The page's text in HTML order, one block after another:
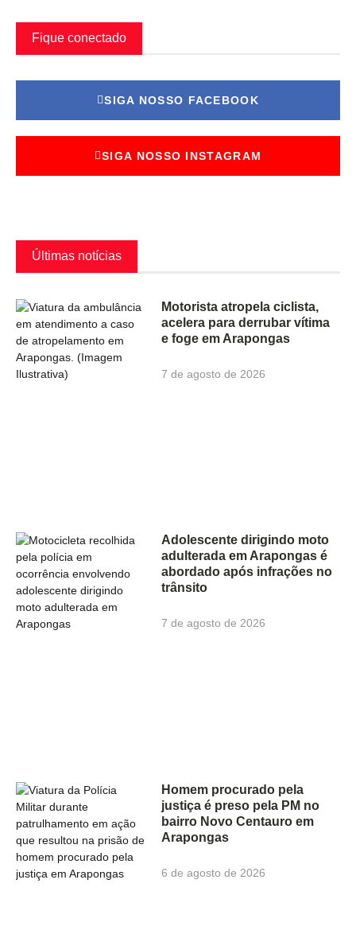
Fique conectado
SIGA NOSSO FACEBOOK
SIGA NOSSO INSTAGRAM
Últimas notícias
Motorista atropela ciclista,
acelera para derrubar vítima
e foge em Arapongas
7 de agosto de 2026
Adolescente dirigindo moto
adulterada em Arapongas é
abordado após infrações no
trânsito
7 de agosto de 2026
Homem procurado pela
justiça é preso pela PM no
bairro Novo Centauro em
Arapongas
6 de agosto de 2026